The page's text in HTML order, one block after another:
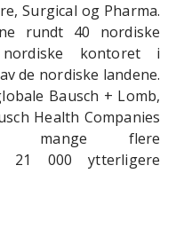
Surgical og Pharma.
rundt 40 nordiske
kontoret i
de nordiske landene.
Bausch + Lomb,
Health Companies
mange flere
21 000 ytterligere